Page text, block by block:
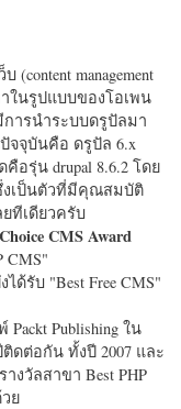
management
าในรูปแบบของโอเพน
ารนำระบบดรูปัลมา
จจุบันคือ ดรูปัล 6.x
อรุ่น drupal 8.6.2 โดย
งเป็นตัวที่มีคุณสมบัติ
ยทีเดียวครับ
CMS Award
CMS"
ได้รับ "Best Free CMS"
Publishing ใน
ติดต่อกัน ทั้งปี 2007 และ
งวัลสาขา Best PHP
ย